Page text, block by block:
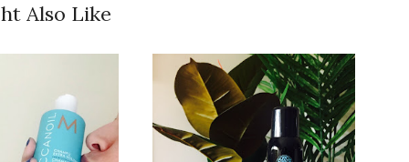
Also Like